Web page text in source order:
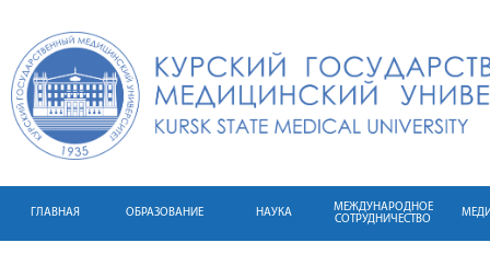
ГЛАВНАЯ ОБРАЗОВАНИЕ НАУКА
МЕЖДУНАРОДНОЕ
СОТРУДНИЧЕСТВО